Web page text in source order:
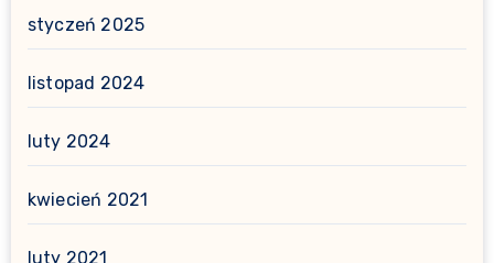
styczeń 2025
listopad 2024
luty 2024
kwiecień 2021
luty 2021